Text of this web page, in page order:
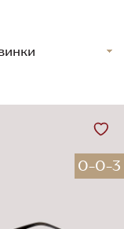
0-0-3